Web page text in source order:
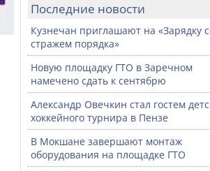
Последние новости
Кузнечан приглашают на «Зарядку
стражем порядка»
Новую площадку ГТО в Заречном
намечено сдать к сентябрю
Александр Овечкин стал гостем
хоккейного турнира в Пензе
В Мокшане завершают монтаж
оборудования на площадке ГТО